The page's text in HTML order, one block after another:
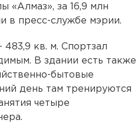
«Алмаз», за 16,9 млн
в пресс-службе мэрии.
кв. м. Спортзал
В здании есть также
бытовые
день там тренируются
четыре